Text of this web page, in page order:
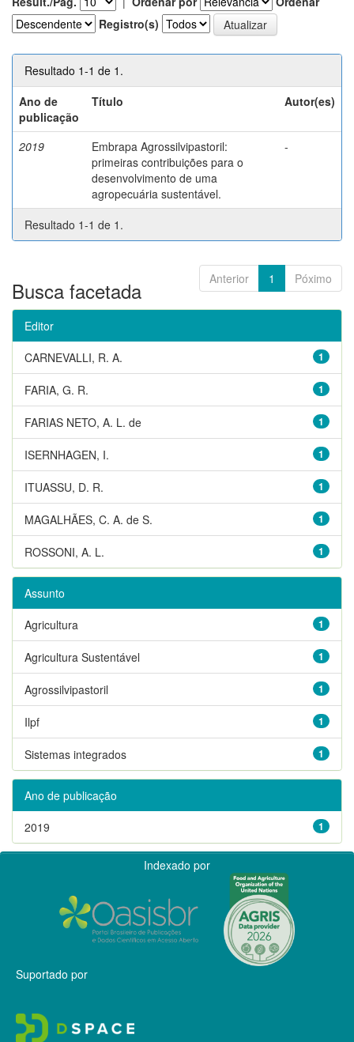
Registro(s)
Resultado 1-1 de 1.
Ano de
publicação
Título Autor(es)
2019
Embrapa Agrossilvipastoril:
primeiras contribuições para o
desenvolvimento de uma
agropecuária sustentável.
-
Resultado 1-1 de 1.
Anterior 1 Póximo
Busca facetada
Editor
1
CARNEVALLI, R. A.
1
FARIA, G. R.
1
FARIAS NETO, A. L. de
1
ISERNHAGEN, I.
1
ITUASSU, D. R.
1
MAGALHÃES, C. A. de S.
1
ROSSONI, A. L.
Assunto
1
Agricultura
1
Agricultura Sustentável
1
Agrossilvipastoril
1
Ilpf
1
Sistemas integrados
Ano de publicação
1
2019
Indexado por
Suportado por